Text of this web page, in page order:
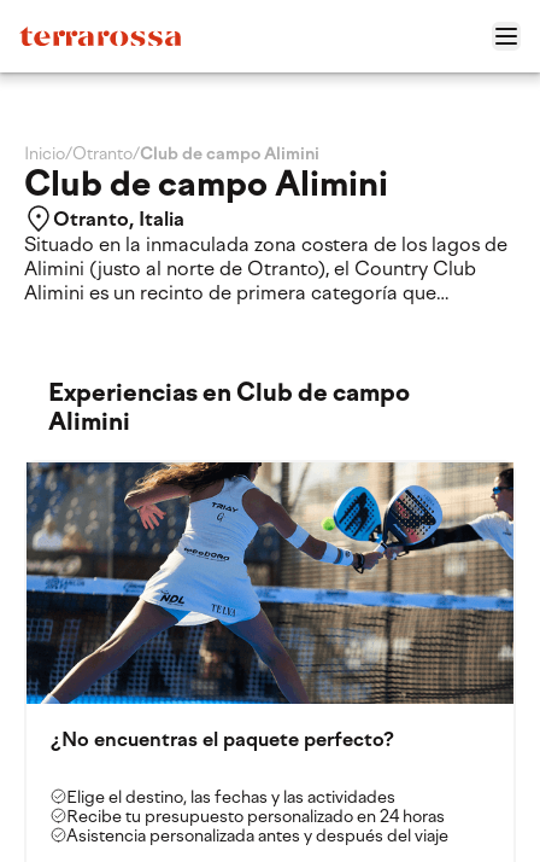
Inicio/Otranto/Club de campo Alimini
Club de campo Alimini
Otranto, Italia
Situado en la inmaculada zona costera de los lagos de
Alimini (justo al norte de Otranto), el Country Club
Alimini es un recinto de primera categoría que
El club cuenta con pistas de pádel al aire libre de
primer nivel, rodeadas de exuberante vegetación
mediterránea, ideales para jugar durante todo el año al
fresco de la brisa del Adriático. Más allá del pádel, las
instalaciones ofrecen una experiencia multideportiva
completa, que incluye pistas de tenis profesionales,
una piscina para refrescarse después de los partidos y
un acogedor bar en la casa club, perfecto para
disfrutar de un auténtico aperitivo apuliano. Su
moderna infraestructura deportiva y su proximidad a
las mejores playas de Otranto lo convierten en el lugar
de acogida definitivo para concentraciones de
entrenamiento intensivo y escapadas de pádel
inolvidables.
Experiencias en Club de campo
Alimini
¿No encuentras el paquete perfecto?
Elige el destino, las fechas y las actividades
Recibe tu presupuesto personalizado en 24 horas
Asistencia personalizada antes y después del viaje